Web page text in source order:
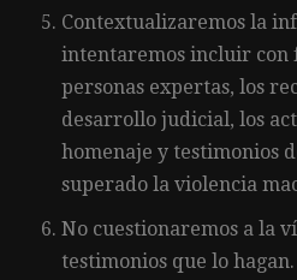
Contextualizaremos la
intentaremos incluir con
personas expertas, los
desarrollo judicial, los
homenaje y testimonios
superado la violencia
No cuestionaremos a la
testimonios que lo